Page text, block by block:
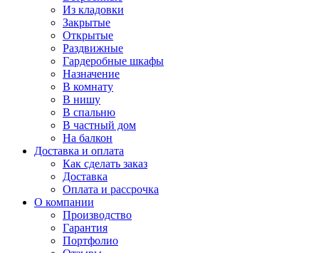
Из кладовки
Закрытые
Открытые
Раздвижные
Гардеробные шкафы
Назначение
В комнату
В нишу
В спальню
В частный дом
На балкон
Доставка и оплата
Как сделать заказ
Доставка
Оплата и рассрочка
О компании
Производство
Гарантия
Портфолио